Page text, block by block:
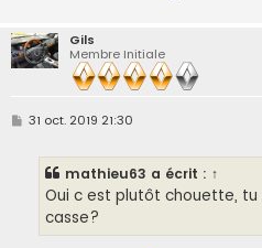
Gils
Membre Initiale
M
31 oct. 2019 21:30
mathieu63 a écrit : ↑
Oui c est plutôt chouette,
casse?